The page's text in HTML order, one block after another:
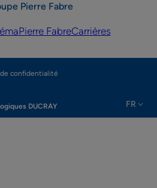
Pierre Fabre
Pierre FabreCarrières
confidentialité
DUCRAY FR